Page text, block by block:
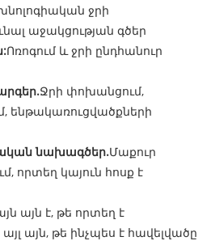
ջրի
աջակցության գծեր
Ոռոգում և ջրի ընդհանուր
Ջրի փոխանցում,
ենթակառուցվածքների
նախագծեր.Մաքուր
որտեղ կայուն հոսք է
այն է, թե որտեղ է
այն, թե ինչպես է հավելվածը